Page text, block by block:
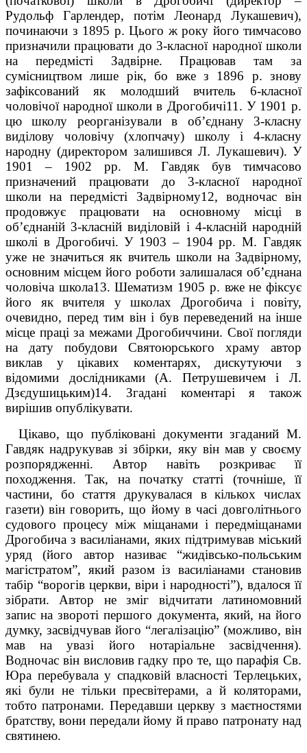
Рудольф Гарлендер, потім Леонард Лу­кашевич),
починаючи з 1895 р. Цього ж року його тимчасово
призначили працювати до 3-класної народної школи
на передмісті Задвірне. Працював там за
сумісництвом лише рік, бо вже з 1896 р. знову
зафіксований як молодший вчитель 6-класної
чоловічої народної школи в Дрогобичі11 . У 1901 р.
цю школу реорганізували в об’єднану 3-класну
виділову чоловічу (хлопчачу) школу і 4-класну
народну (директором залишився Л. Лукашевич). У
1901 – 1902 рр. М. Гавдяк був тимчасово
призначений працювати до 3-класної народної
школи на передмісті Задвірному12, водночас він
продовжує працювати на основному місці в
об’єднаній 3-класній виділовій і 4-класній народній
школі в Дрогобичі. У 1903 – 1904 рр. М. Гавдяк
уже не значиться як вчитель школи на Задвірному,
основним місцем його роботи залишалася об’єднана
чоловіча школа13. Шематизм 1905 р. вже не фіксує
його як вчителя у школах Дрогобича і повіту,
очевидно, перед тим він і був переведений на інше
місце праці за межами Дрогобиччини. Свої погляди
на дату побудови Святоюрського храму автор
виклав у цікавих коментарях, дискутуючи з
відомими дослідниками (А. Петрушевичем і Л.
Дзєдушицьким)14. Згадані коментарі я також
вирішив опублікувати.
Цікаво, що публіковані документи згаданий М.
Гавдяк надрукував зі збірки, яку він мав у своєму
розпорядженні. Автор навіть розкриває її
походження. Так, на початку статті (точніше, її
частини, бо стаття друкувалася в кількох числах
газети) він говорить, що йому в часі довголітнього
судового процесу між міщанами і передміщанами
Дрого­бича з василіанами, яких підтримував міський
уряд (його автор називає “жидівсько-польським
магістратом”, який разом із василіанами становив
табір “ворогів церкви, віри і народності”), вдалося її
зібрати. Автор не зміг відчитати латиномовний
запис на звороті першого документа, який, на його
думку, засвідчував його “легалізацію” (можливо, він
мав на увазі його нотаріальне засвідчення).
Водночас він висловив гадку про те, що парафія Св.
Юра перебувала у спадковій власності Терлецьких,
які були не тільки пресвітерами, а й коляторами,
тобто патронами. Передавши церкву з маєтностями
братству, вони передали йому й право патронату над
святинею.